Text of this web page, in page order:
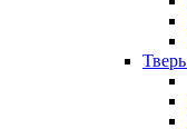
Тверь